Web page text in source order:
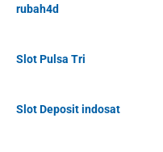
rubah4d
Slot Pulsa Tri
Slot Deposit indosat